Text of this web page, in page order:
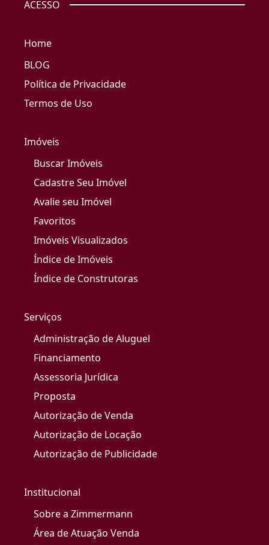
ACESSO
Home
BLOG
Política de Privacidade
Termos de Uso
Imóveis
Buscar Imóveis
Cadastre Seu Imóvel
Avalie seu Imóvel
Favoritos
Imóveis Visualizados
Índice de Imóveis
Índice de Construtoras
Serviços
Administração de Aluguel
Financiamento
Assessoria Jurídica
Proposta
Autorização de Venda
Autorização de Locação
Autorização de Publicidade
Institucional
Sobre a Zimmermann
Área de Atuação Venda